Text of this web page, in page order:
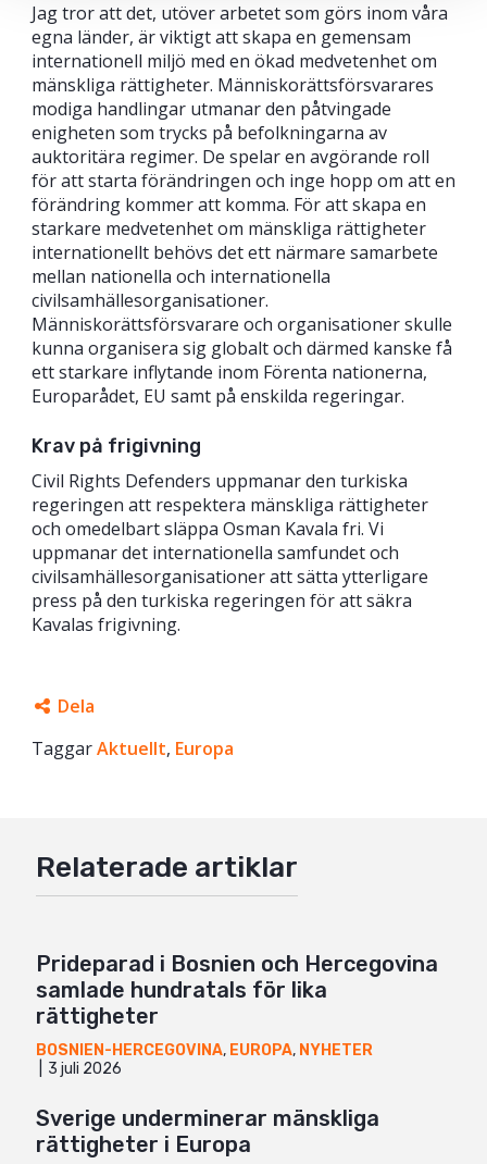
Jag tror att det, utöver arbetet som görs inom våra
egna länder, är viktigt att skapa en gemensam
internationell miljö med en ökad medvetenhet om
mänskliga rättigheter. Människorättsförsvarares
modiga handlingar utmanar den påtvingade
enigheten som trycks på befolkningarna av
auktoritära regimer. De spelar en avgörande roll
för att starta förändringen och inge hopp om att en
förändring kommer att komma. För att skapa en
starkare medvetenhet om mänskliga rättigheter
internationellt behövs det ett närmare samarbete
mellan nationella och internationella
civilsamhällesorganisationer.
Människorättsförsvarare och organisationer skulle
kunna organisera sig globalt och därmed kanske få
ett starkare inflytande inom Förenta nationerna,
Europarådet, EU samt på enskilda regeringar.
Krav på frigivning
Civil Rights Defenders uppmanar den turkiska
regeringen att respektera mänskliga rättigheter
och omedelbart släppa Osman Kavala fri. Vi
uppmanar det internationella samfundet och
civilsamhällesorganisationer att sätta ytterligare
press på den turkiska regeringen för att säkra
Kavalas frigivning.
Dela
Facebook
Mail
TaggarAktuellt, Europa
Relaterade artiklar
Prideparad i Bosnien och Hercegovina
samlade hundratals för lika
rättigheter
BOSNIEN-HERCEGOVINA, EUROPA, NYHETER
3 juli 2026
Sverige underminerar mänskliga
rättigheter i Europa